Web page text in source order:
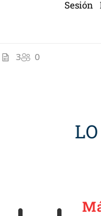
Sesión
3 0